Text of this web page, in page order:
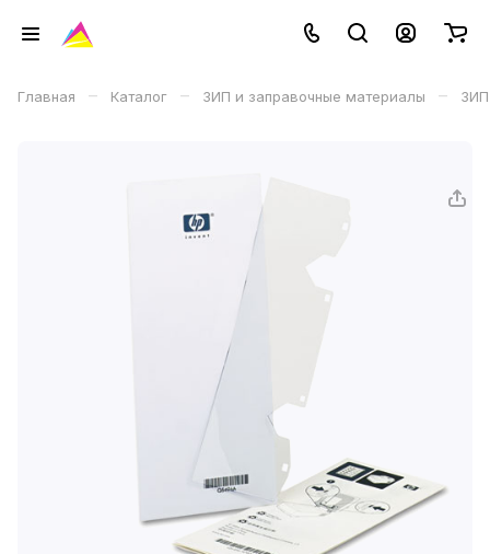
Главная – Каталог – ЗИП и заправочные материалы – ЗИП